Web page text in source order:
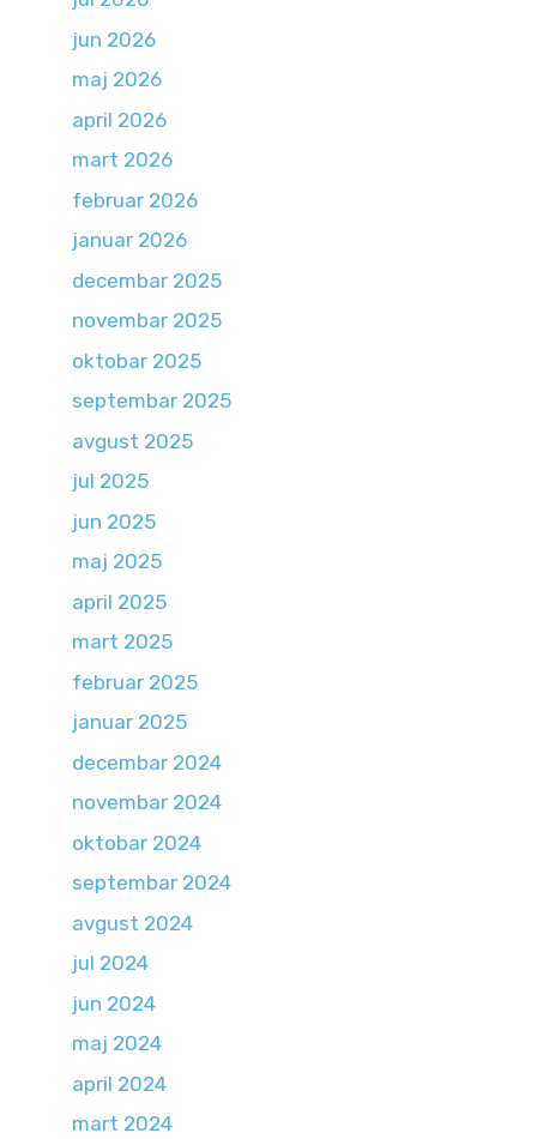
jun 2026
maj 2026
april 2026
mart 2026
februar 2026
januar 2026
decembar 2025
novembar 2025
oktobar 2025
septembar 2025
avgust 2025
jul 2025
jun 2025
maj 2025
april 2025
mart 2025
februar 2025
januar 2025
decembar 2024
novembar 2024
oktobar 2024
septembar 2024
avgust 2024
jul 2024
jun 2024
maj 2024
april 2024
mart 2024